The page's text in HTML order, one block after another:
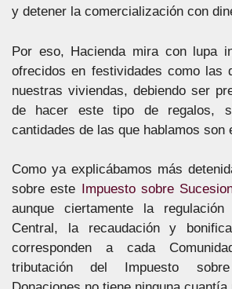
y detener la comercialización con
Por eso, Hacienda mira con lupa
ofrecidos en festividades como las
nuestras viviendas, debiendo ser
de hacer este tipo de regalos,
cantidades de las que hablamos son
Como ya explicábamos más
sobre este Impuesto sobre
aunque ciertamente la
Central, la recaudación y
corresponden a cada
tributación del Impuesto